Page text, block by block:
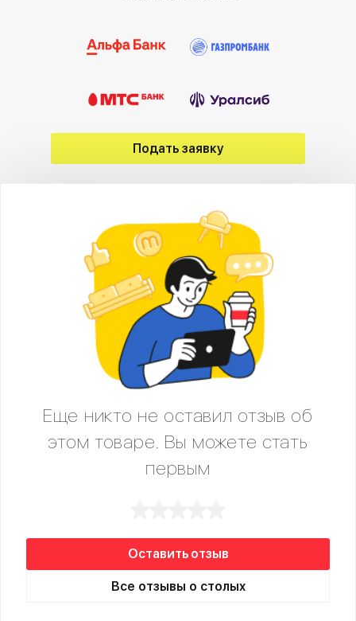
Подать заявку
Еще никто не оставил отзыв об
этом товаре. Вы можете стать
первым
Оставить отзыв
Все отзывы о столых